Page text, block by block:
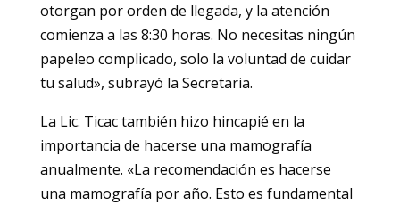
otorgan por orden de llegada, y la atención
comienza a las 8:30 horas. No necesitas ningún
papeleo complicado, solo la voluntad de cuidar
tu salud», subrayó la Secretaria.
La Lic. Ticac también hizo hincapié en la
importancia de hacerse una mamografía
anualmente. «La recomendación es hacerse
una mamografía por año. Esto es fundamental